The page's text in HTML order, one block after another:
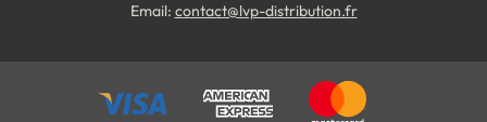
Email: contact@lvp-distribution.fr